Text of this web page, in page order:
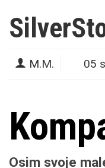
M.M. 05
Osim svoje